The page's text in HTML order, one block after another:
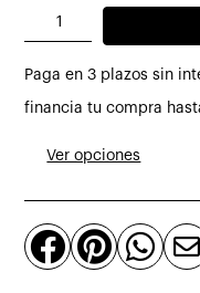
Sofá
6
-
rinconero
izquierda
cantidad
Paga en 3 plazos sin
financia tu compra
Ver opciones
   